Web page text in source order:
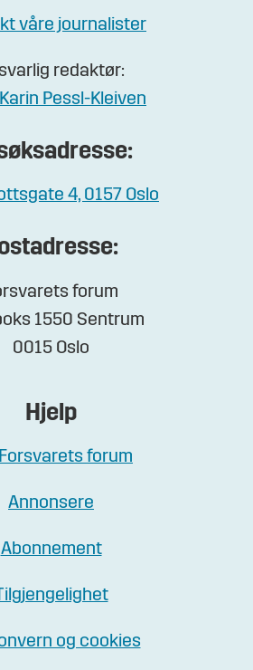
våre journalister
redaktør:
Pessl-Kleiven
4, 0157 Oslo
forum
1550 Sentrum
0015 Oslo
Hjelp
forum
Annonsere
Abonnement
og cookies